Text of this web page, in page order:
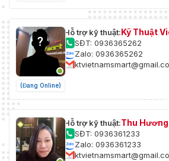
(Đang Online)
Hỗ trợ kỹ thuật:Kỹ Thuật
SĐT: 0936365262
Zalo: 0936365262
Hỗ trợ kỹ thuật:Thu Hương
SĐT: 0936361233
Zalo: 0936361233